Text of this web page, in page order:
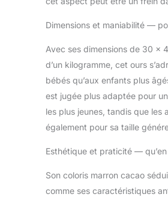
Dimensions et maniabilité —
Avec ses dimensions de 30 x
d’un kilogramme, cet ours
bébés qu’aux enfants plus
est jugée plus adaptée pour
les plus jeunes, tandis que les
également pour sa taille
Esthétique et praticité —
Son coloris marron cacao
comme ses caractéristiques